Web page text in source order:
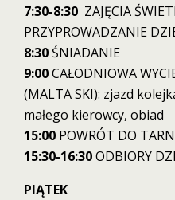
7:30-8:30 ZAJĘCIA
PRZYPROWADZANIE
8:30ŚNIADANIE
9:00CAŁODNIOWA
(MALTA SKI): zjazd
małego kierowcy, obiad
15:00 POWRÓT DO
15:30-16:30ODBIORY
PIĄTEK